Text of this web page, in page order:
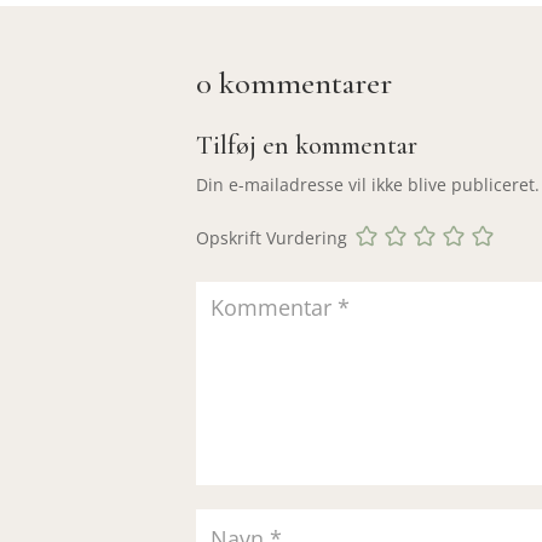
0 kommentarer
Tilføj en kommentar
Din e-mailadresse vil ikke blive publiceret.
Opskrift Vurdering